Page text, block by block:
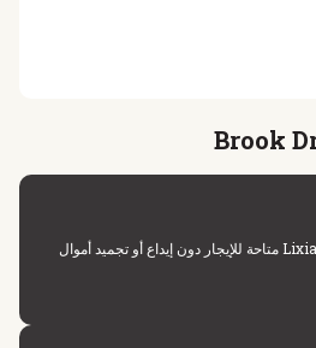
جميع السيارات بما فيها Lixiang L9 متاحة للإيجار دون إيداع أو تجميد أموال